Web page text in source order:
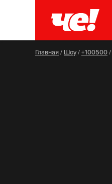
Главная/ Шоу/+100500/